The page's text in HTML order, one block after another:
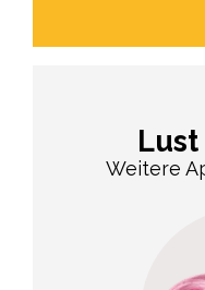
Weitere